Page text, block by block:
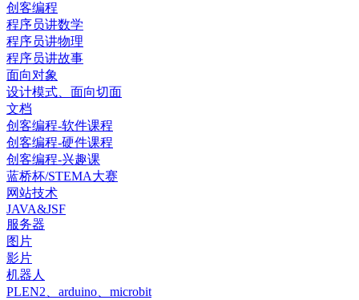
创客编程
程序员讲数学
程序员讲物理
程序员讲故事
面向对象
设计模式、面向切面
文档
创客编程-软件课程
创客编程-硬件课程
创客编程-兴趣课
蓝桥杯/STEMA大赛
网站技术
JAVA&JSF
服务器
图片
影片
机器人
PLEN2、arduino、microbit